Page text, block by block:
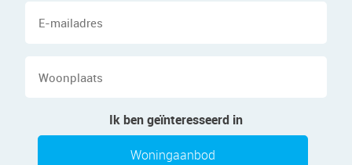
Ik ben geïnteresseerd in
Woningaanbod